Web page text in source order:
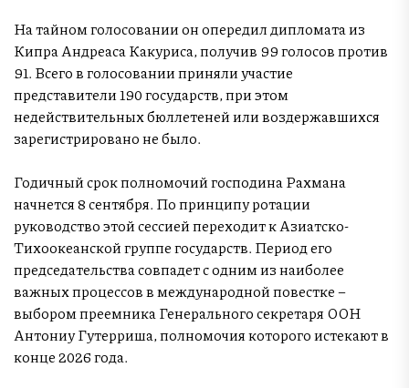
На тайном голосовании он опередил дипломата из
Кипра Андреаса Какуриса, получив 99 голосов против
91. Всего в голосовании приняли участие
представители 190 государств, при этом
недействительных бюллетеней или воздержавшихся
зарегистрировано не было.
Годичный срок полномочий господина Рахмана
начнется 8 сентября. По принципу ротации
руководство этой сессией переходит к Азиатско-
Тихоокеанской группе государств. Период его
председательства совпадет с одним из наиболее
важных процессов в международной повестке –
выбором преемника Генерального секретаря ООН
Антониу Гутерриша, полномочия которого истекают в
конце 2026 года.